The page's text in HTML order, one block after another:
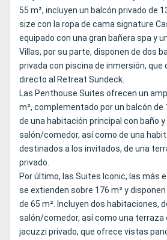
55 m², incluyen un balcón privado de
size con la ropa de cama signature
equipado con una gran bañera spa y
Villas, por su parte, disponen de dos
privada con piscina de inmersión, que
directo al Retreat Sundeck.
Las Penthouse Suites ofrecen un
m², complementado por un balcón de
de una habitación principal con baño y
salón/comedor, así como de una
destinados a los invitados, de una
privado.
Por último, las Suites Iconic, las más
se extienden sobre 176 m² y
de 65 m². Incluyen dos habitaciones,
salón/comedor, así como una terraza
jacuzzi privado, que ofrece vistas